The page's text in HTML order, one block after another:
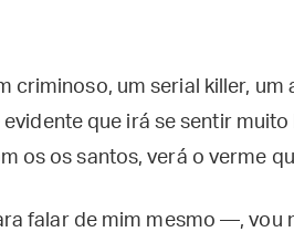
criminoso, um serial killer, um
que irá se sentir
os os santos, verá o verme
falar de mim mesmo —, vou